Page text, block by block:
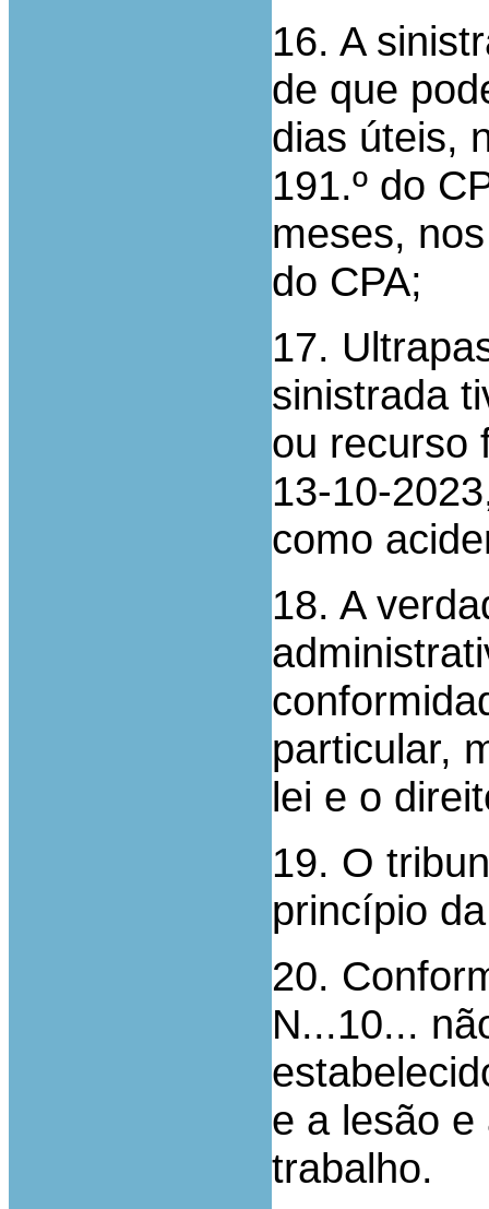
16. A
de que
dias úteis,
191.º do
meses,
do CPA;
17.
sinistrada
ou recurso
13-10-
como
18. A
particular,
lei e o
19. O
princípio
20.
N...10...
e a lesão e
trabalho.